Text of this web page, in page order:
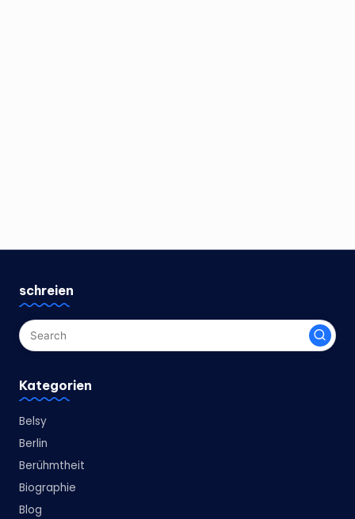
schreien
Kategorien
Belsy
Berlin
Berühmtheit
Biographie
Blog